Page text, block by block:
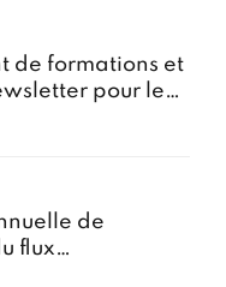
de formations et
pour le
de
flux